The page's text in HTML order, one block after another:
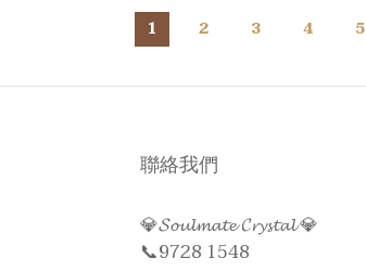
1 2 3 4 5
聯絡我們
💎𝓢𝓸𝓾𝓵𝓶𝓪𝓽𝓮 𝓒𝓻𝔂𝓼𝓽𝓪𝓵 💎
📞9728 1548